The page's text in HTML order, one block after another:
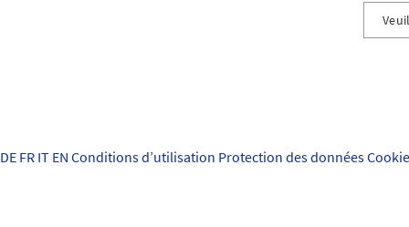
Effets
DE FR IT EN Conditions d’utilisation Protection des données